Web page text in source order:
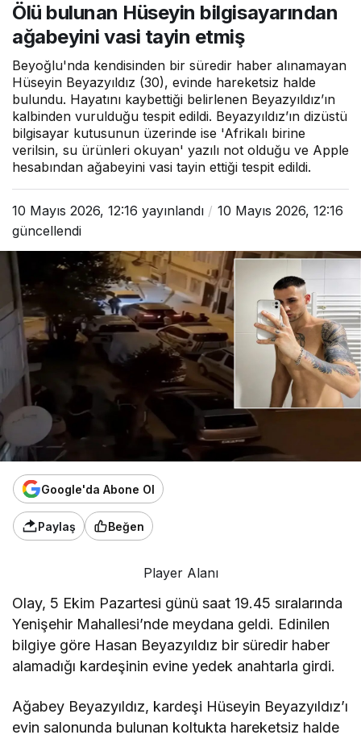
vasi tayin etmiş
Ölü bulunan Hüseyin bilgisayarından
ağabeyini vasi tayin etmiş
Beyoğlu'nda kendisinden bir süredir haber alınamayan
Hüseyin Beyazyıldız (30), evinde hareketsiz halde
bulundu. Hayatını kaybettiği belirlenen Beyazyıldız’ın
kalbinden vurulduğu tespit edildi. Beyazyıldız’ın dizüstü
bilgisayar kutusunun üzerinde ise 'Afrikalı birine
verilsin, su ürünleri okuyan' yazılı not olduğu ve Apple
hesabından ağabeyini vasi tayin ettiği tespit edildi.
10 Mayıs 2026, 12:16 yayınlandı
10 Mayıs 2026, 12:16
güncellendi
Google'da Abone Ol
Paylaş Beğen
Player Alanı
Olay, 5 Ekim Pazartesi günü saat 19.45 sıralarında
Yenişehir Mahallesi’nde meydana geldi. Edinilen
bilgiye göre Hasan Beyazyıldız bir süredir haber
alamadığı kardeşinin evine yedek anahtarla girdi.
Ağabey Beyazyıldız, kardeşi Hüseyin Beyazyıldız’ı
evin salonunda bulunan koltukta hareketsiz halde